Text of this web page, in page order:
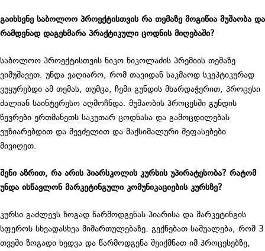
გაიხსენე საბოლოო პროექტისთვის რა თემაზე მოგიწია მუშაობა და
რამდენად დაგეხმარა პრაქტიკული ცოდნის მიღებაში?
საბოლოო პროექტისთვის ნიკო ნიკოლაძის პრემიის თემაზე
ვიმუშავეთ. უნდა ვაღიარო, რომ თავიდან საკმაოდ სკეპტიკურად
ვუყურებდი ამ თემას, თუმცა, ჩემი გუნდის მხარდაჭერით, პროცესი
ძალიან საინტერესო აღმოჩნდა. მუშაობის პროცესში გუნდის
წევრები ერთმანეთს საკუთარ ცოდნასა და გამოცდილებას
ვუზიარებდით და შევძელით და მაქსიმალური შეფასებები
მივიღეთ.
შენი აზრით, რა არის პიარსკოლის კურსის უპირატესობა? რატომ
უნდა ისწავლონ მარკეტინგული კომუნიკაციების კურსზე?
კურსი გაძლევს ზოგად წარმოდგენას პიარისა და მარკეტინგის
სფეროს სხვადასხვა მიმართულებაზე. გექნებათ საშუალება, რომ 3
თვეში ზოგადი ხედვა და წარმოდგენა შეიქმნათ იმ პროცესებზე,